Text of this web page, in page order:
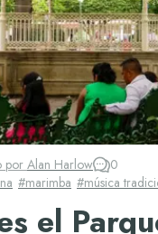
por Alan Harlow
0
#marimba #música
el